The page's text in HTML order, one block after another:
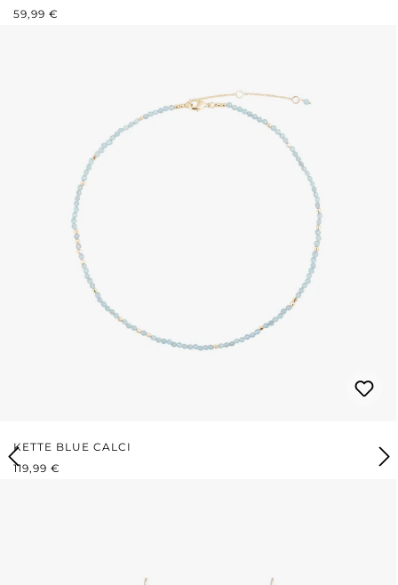
REGULÄRER PREIS:
59,99 €
KETTE BLUE CALCI
REGULÄRER PREIS:
119,99 €